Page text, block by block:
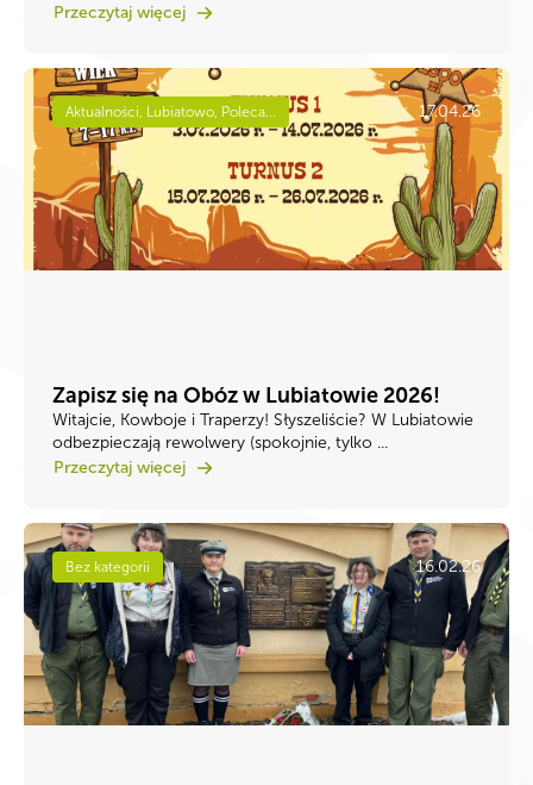
Przeczytaj więcej
Aktualności, Lubiatowo, Poleca... 17.04.26
Zapisz się na Obóz w Lubiatowie 2026!
Witajcie, Kowboje i Traperzy! ​Słyszeliście? W Lubiatowie
odbezpieczają rewolwery (spokojnie, tylko ...
Przeczytaj więcej
Bez kategorii 16.02.26